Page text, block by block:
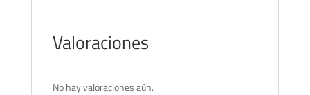
Valoraciones
No hay valoraciones aún.